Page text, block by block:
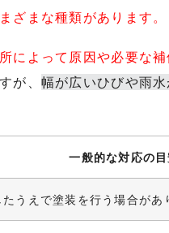
ざまな種類があります。
によって原因や必要な
が、 幅が広いひびや雨
一般的な対応の目
うえで塗装を行う場合があ